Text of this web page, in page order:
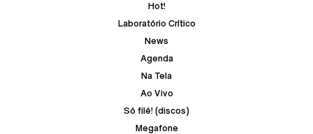
Hot!
Laboratório Crítico
News
Agenda
Na Tela
Ao Vivo
Só filé! (discos)
Megafone